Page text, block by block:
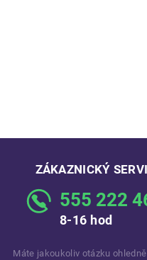
ZÁKAZNICKÝ
555 222
8-16 hod
Máte jakoukoliv otázku